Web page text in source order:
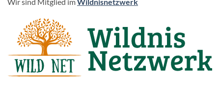
Wir sind Mitglied imWildnisnetzwerk